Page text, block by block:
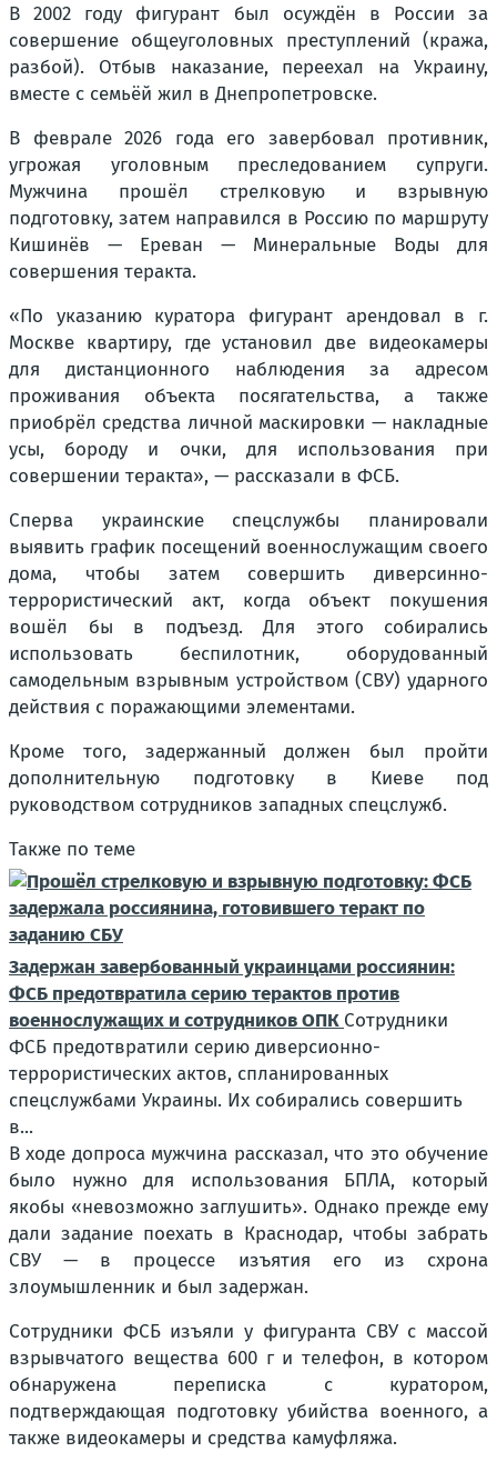
В 2002 году фигурант был осуждён в России за
совершение общеуголовных преступлений (кража,
разбой). Отбыв наказание, переехал на Украину,
вместе с семьёй жил в Днепропетровске.
В феврале 2026 года его завербовал противник,
угрожая уголовным преследованием супруги.
Мужчина прошёл стрелковую и взрывную
подготовку, затем направился в Россию по маршруту
Кишинёв — Ереван — Минеральные Воды для
совершения теракта.
«По указанию куратора фигурант арендовал в г.
Москве квартиру, где установил две видеокамеры
для дистанционного наблюдения за адресом
проживания объекта посягательства, а также
приобрёл средства личной маскировки — накладные
усы, бороду и очки, для использования при
совершении теракта», — рассказали в ФСБ.
Сперва украинские спецслужбы планировали
выявить график посещений военнослужащим своего
дома, чтобы затем совершить диверсинно-
террористический акт, когда объект покушения
вошёл бы в подъезд. Для этого собирались
использовать беспилотник, оборудованный
самодельным взрывным устройством (СВУ) ударного
действия с поражающими элементами.
Кроме того, задержанный должен был пройти
дополнительную подготовку в Киеве под
руководством сотрудников западных спецслужб.
Также по теме
Задержан завербованный украинцами россиянин:
ФСБ предотвратила серию терактов против
военнослужащих и сотрудников ОПК Сотрудники
ФСБ предотвратили серию диверсионно-
террористических актов, спланированных
спецслужбами Украины. Их собирались совершить
в...
В ходе допроса мужчина рассказал, что это обучение
было нужно для использования БПЛА, который
якобы «невозможно заглушить». Однако прежде ему
дали задание поехать в Краснодар, чтобы забрать
СВУ — в процессе изъятия его из схрона
злоумышленник и был задержан.
Сотрудники ФСБ изъяли у фигуранта СВУ с массой
взрывчатого вещества 600 г и телефон, в котором
обнаружена переписка с куратором,
подтверждающая подготовку убийства военного, а
также видеокамеры и средства камуфляжа.